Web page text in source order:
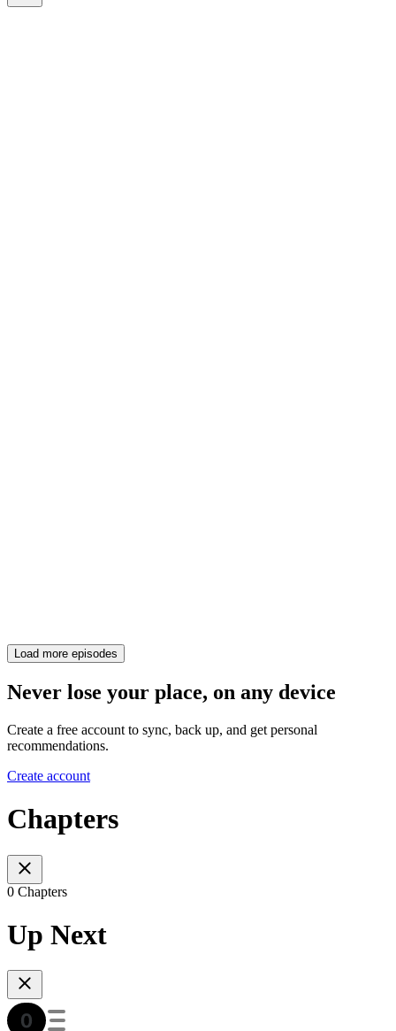
Load more episodes
Never lose your place, on any device
Create a free account to sync, back up, and get personal
recommendations.
Create account
Chapters
0 Chapters
Up Next